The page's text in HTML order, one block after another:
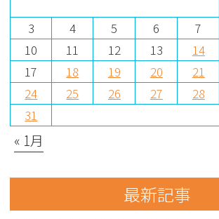
3
4 5 6 7
10
11 12 13 14
17
18 19 20 21
24
25 26 27 28
31
« 1月
最新記事